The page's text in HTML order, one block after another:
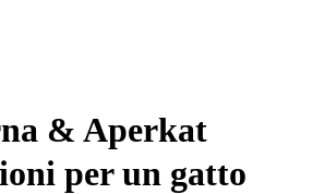
& Aperkat
per un gatto